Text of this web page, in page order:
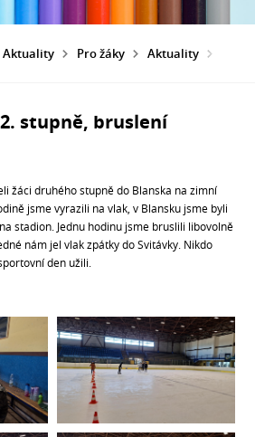
Aktuality Pro žáky Aktuality
stupně, bruslení
žáci druhého stupně do Blanska na zimní
jsme vyrazili na vlak, v Blansku jsme byli
stadion. Jednu hodinu jsme bruslili libovolně
nám jel vlak zpátky do Svitávky. Nikdo
den užili.